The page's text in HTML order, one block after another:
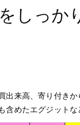
しっか
出来高、寄り付き
めたエグジットな